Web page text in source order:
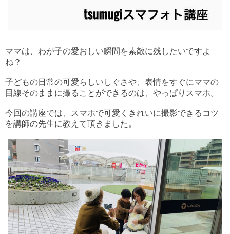
ママは、わが子の愛おしい瞬間を素敵に残したいですよ
ね？
子どもの日常の可愛らしいしぐさや、表情をすぐにママの
目線そのままに撮ることができるのは、やっぱりスマホ。
今回の講座では、スマホで可愛くきれいに撮影できるコツ
を講師の先生に教えて頂きました。